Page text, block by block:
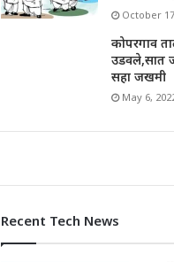
October
कोपरगाव
उडवले,सात
सहा जखमी
May 6,
Recent Tech News